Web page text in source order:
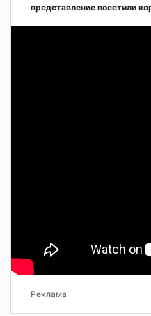
представление посетили
Реклама